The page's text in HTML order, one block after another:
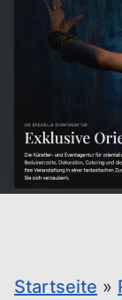
Startseite »